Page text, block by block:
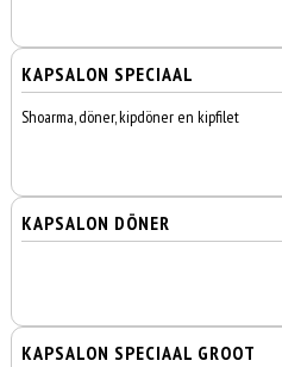
KAPSALON SPECIAAL
Shoarma, döner, kipdöner en kipfilet
KAPSALON DÖNER
KAPSALON SPECIAAL GROOT